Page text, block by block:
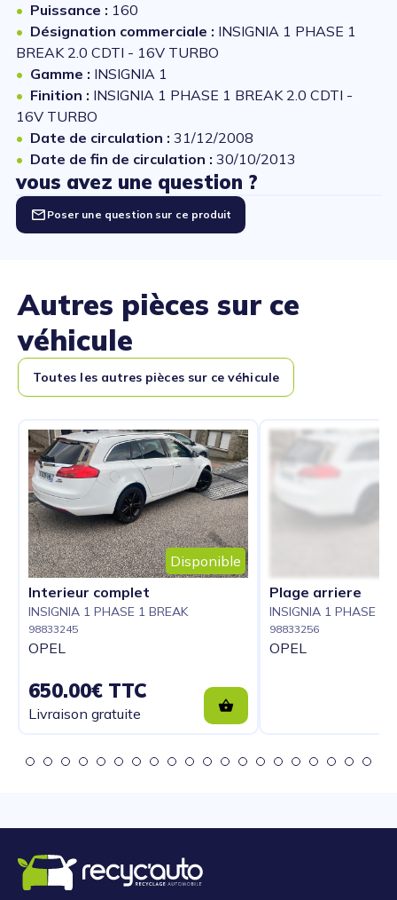
Puissance : 160
Désignation commerciale : INSIGNIA 1 PHASE 1
BREAK 2.0 CDTI - 16V TURBO
Gamme : INSIGNIA 1
Finition : INSIGNIA 1 PHASE 1 BREAK 2.0 CDTI -
16V TURBO
Date de circulation : 31/12/2008
Date de fin de circulation : 30/10/2013
vous avez une question ?
Poser une question sur ce produit
Autres pièces sur ce
véhicule
Toutes les autres pièces sur ce véhicule
Disponible
Interieur complet
INSIGNIA 1 PHASE 1 BREAK
98833245
OPEL
650.00€ TTC
Livraison gratuite
Plage arriere
INSIGNIA 1 PHASE 1
98833256
OPEL